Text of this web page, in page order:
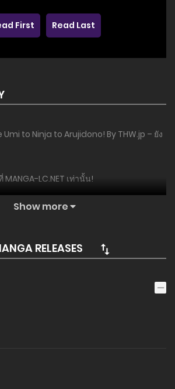
First Read Last
Umi to Ninja to Arujidono! By THW.jp – ยัง
LC.NET เท่านั้น!
Show more
RELEASES